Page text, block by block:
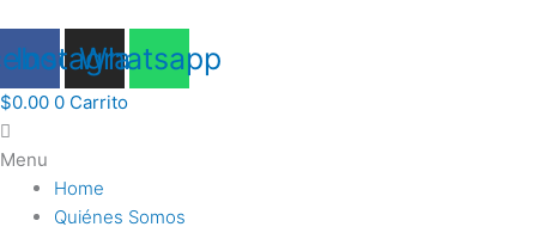
contenido
Instagram
Whatsapp
$0.00 0 Carrito
Menu
Home
Quiénes Somos